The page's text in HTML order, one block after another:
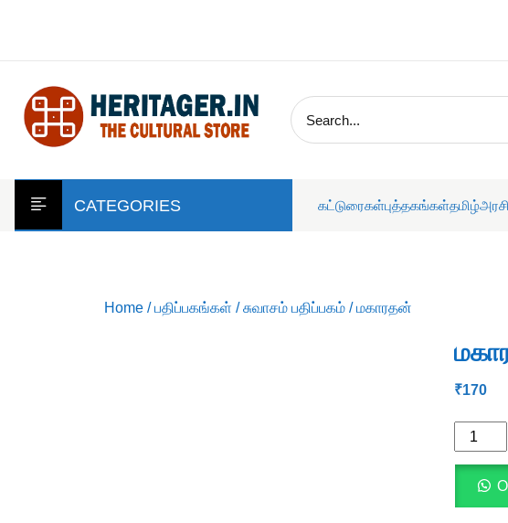
CATEGORIES கட்டுரைகள்புத்தகங்கள்தமிழ்
Home /பதிப்பகங்கள் /சுவாசம் பதிப்பகம் / மகாரதன்
₹170
மகாரதன்